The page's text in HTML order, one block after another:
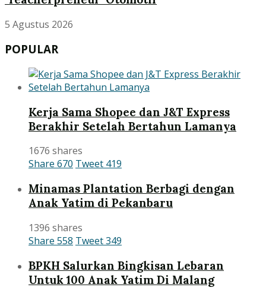
5 Agustus 2026
POPULAR
Kerja Sama Shopee dan J&T Express
Berakhir Setelah Bertahun Lamanya
1676 shares
Share 670 Tweet 419
Minamas Plantation Berbagi dengan
Anak Yatim di Pekanbaru
1396 shares
Share 558 Tweet349
BPKH Salurkan Bingkisan Lebaran
Untuk 100 Anak Yatim Di Malang